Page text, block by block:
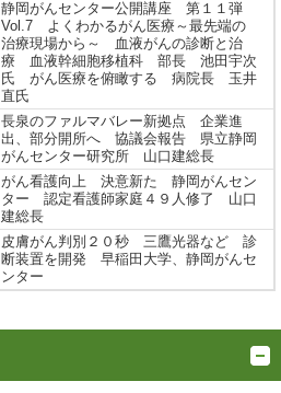
静岡がんセンター公開講座 第１１弾
Vol.7 よくわかるがん医療～最先端の
治療現場から～ 血液がんの診断と治
療 血液幹細胞移植科 部長 池田宇次
氏 がん医療を俯瞰する 病院長 玉井
直氏
長泉のファルマバレー新拠点 企業進
出、部分開所へ 協議会報告 県立静岡
がんセンター研究所 山口建総長
がん看護向上 決意新た 静岡がんセン
ター 認定看護師家庭４９人修了 山口
建総長
皮膚がん判別２０秒 三鷹光器など 診
断装置を開発 早稲田大学、静岡がんセ
ンター